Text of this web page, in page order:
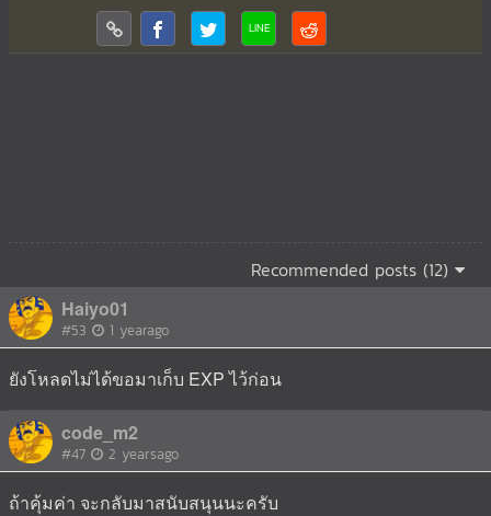
Recommended posts (12)
Haiyo01
#53 1 yearago
ยังโหลดไม่ได้ขอมาเก็บ EXP ไว้ก่อน
code_m2
#47 2 yearsago
ถ้าคุ้มค่า จะกลับมาสนับสนุนนะครับ